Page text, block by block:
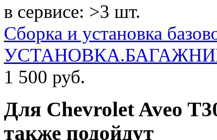
в сервисе: >3 шт.
Сборка и установка
1 500 руб.
Для Chevrolet Aveo
также подойдут